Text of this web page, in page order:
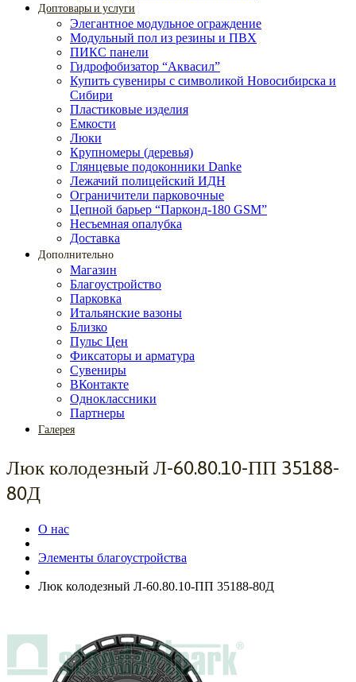
Доптовары и услуги
Элегантное модульное ограждение
Модульный пол из резины и ПВХ
ПИКС панели
Гидрофобизатор “Аквасил”
Купить сувениры с символикой Новосибирска и
Сибири
Пластиковые изделия
Емкости
Люки
Крупномеры (деревья)
Глянцевые подоконники Danke
Лежачий полицейский ИДН
Ограничители парковочные
Цепной барьер “Парконд-180 GSM”
Несъемная опалубка
Доставка
Дополнительно
Магазин
Благоустройство
Парковка
Итальянские вазоны
Близко
Пульс Цен
Фиксаторы и арматура
Сувениры
ВКонтакте
Одноклассники
Партнеры
Галерея
Люк колодезный Л-60.80.10-ПП 35188-
80Д
О нас
Элементы благоустройства
Люк колодезный Л-60.80.10-ПП 35188-80Д